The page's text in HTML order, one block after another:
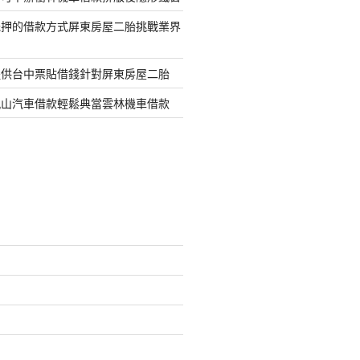
的借款方式屏東房屋二胎挑戰業界
台中票貼借錢針對屏東房屋二胎
汽車借款輕鬆典當雲林機車借款